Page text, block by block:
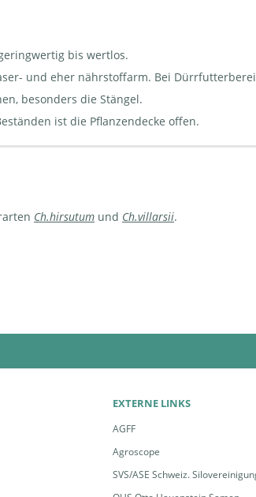
bis wertlos.
und eher nährstoffarm. Bei
besonders die Stängel.
ist die Pflanzendecke offen.
Ch.hirsutum und Ch.villarsii.
EXTERNE LINKS
AGFF
Agroscope
SVS/ASE Schweiz.